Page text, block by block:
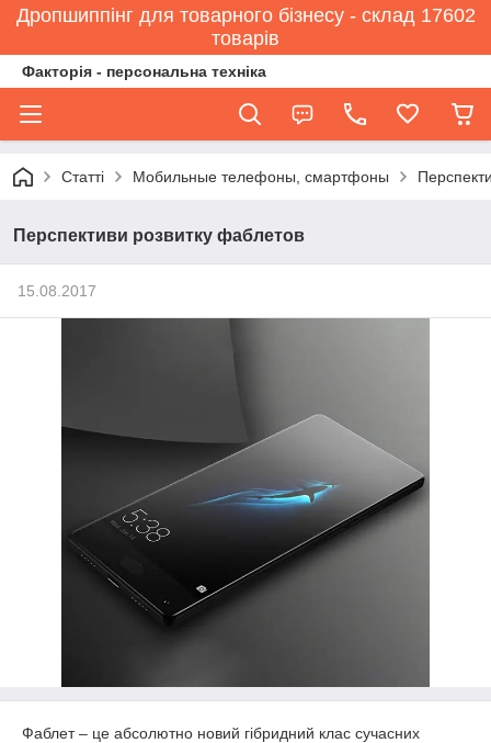
Дропшиппінг для товарного бізнесу - склад 17602
товарів
Факторія - персональна техніка
Статті Мобильные телефоны, смартфоны
Перспективи розвитку фаблетов
15.08.2017
Фаблет – це абсолютно новий гібридний клас сучасних